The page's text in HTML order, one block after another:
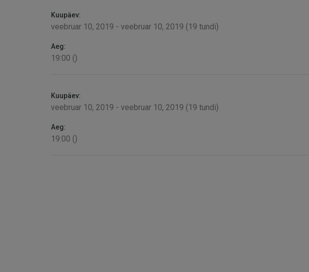
Kuupäev:
veebruar 10, 2019 - veebruar 10, 2019 (19 tundi)
Aeg:
19:00 ()
Kuupäev:
veebruar 10, 2019 - veebruar 10, 2019 (19 tundi)
Aeg:
19:00 ()